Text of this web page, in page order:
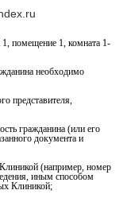
помещение 1, комната 1-
необходимо
представителя,
гражданина (или его
документа и
(например, номер
иным способом
Клиникой;